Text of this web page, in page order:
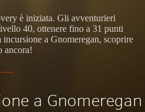
è iniziata. Gli avventurieri
40, ottenere fino a 31 punti
a Gnomeregan, scoprire
ancora!
a Gnomeregan